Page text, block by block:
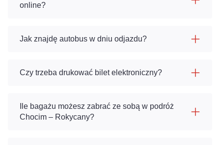
online?
Jak znajdę autobus w dniu odjazdu?
Czy trzeba drukować bilet elektroniczny?
Ile bagażu możesz zabrać ze sobą w podróż
Chocim – Rokycany?